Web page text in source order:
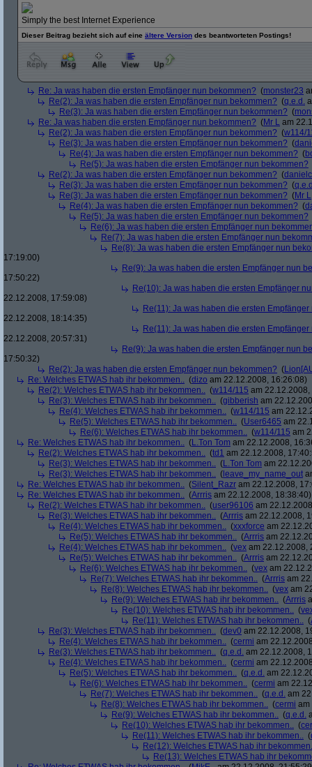
Simply the best Internet Experience
Dieser Beitrag bezieht sich auf eine ältere Version des beantworteten Postings!
Re: Ja was haben die ersten Empfänger nun bekommen? (monster23
Re(2): Ja was haben die ersten Empfänger nun bekommen? (q.e.d.
Re(3): Ja was haben die ersten Empfänger nun bekommen? (
Re: Ja was haben die ersten Empfänger nun bekommen? (Mr L am
Re(2): Ja was haben die ersten Empfänger nun bekommen? (w114/
Re(3): Ja was haben die ersten Empfänger nun bekommen? (
Re(4): Ja was haben die ersten Empfänger nun bekommen? (
Re(5): Ja was haben die ersten Empfänger nun bekommen?
Re(2): Ja was haben die ersten Empfänger nun bekommen? (
Re(3): Ja was haben die ersten Empfänger nun bekommen? (
Re(3): Ja was haben die ersten Empfänger nun bekommen? (Mr L
Re(4): Ja was haben die ersten Empfänger nun bekommen? (
Re(5): Ja was haben die ersten Empfänger nun bekommen?
Re(6): Ja was haben die ersten Empfänger nun
Re(7): Ja was haben die ersten Empfänger nun
Re(8): Ja was haben die ersten Empfänger nun
17:19:00)
Re(9): Ja was haben die ersten Empfänger nun
17:50:22)
Re(10): Ja was haben die ersten Empfänger
22.12.2008, 17:59:08)
Re(11): Ja was haben die ersten
22.12.2008, 18:14:35)
Re(11): Ja was haben die ersten
22.12.2008, 20:57:31)
Re(9): Ja was haben die ersten Empfänger nun
17:50:32)
Re(2): Ja was haben die ersten Empfänger nun bekommen? (
Re: Welches ETWAS hab ihr bekommen.. (dizo am 22.12.2008, 16:26:08)
Re(2): Welches ETWAS hab ihr bekommen.. (w114/115 am
Re(3): Welches ETWAS hab ihr bekommen.. (gibberish am
Re(4): Welches ETWAS hab ihr bekommen.. (w114/115 am
Re(5): Welches ETWAS hab ihr bekommen.. (User6465 am
Re(6): Welches ETWAS hab ihr bekommen.. (w114/115 am
Re: Welches ETWAS hab ihr bekommen.. (L.Ton Tom am 22.12.2008,
Re(2): Welches ETWAS hab ihr bekommen.. (td1 am 22.12.2008,
Re(3): Welches ETWAS hab ihr bekommen.. (L.Ton Tom am
Re(3): Welches ETWAS hab ihr bekommen.. ( leave_my_name_out
Re: Welches ETWAS hab ihr bekommen.. (Silent_Razr am 22.12.2008,
Re: Welches ETWAS hab ihr bekommen.. (Arrris am 22.12.2008, 18:38:40)
Re(2): Welches ETWAS hab ihr bekommen.. (user96106 am
Re(3): Welches ETWAS hab ihr bekommen.. (Arrris am 22.12.2008,
Re(4): Welches ETWAS hab ihr bekommen.. (xxxforce am
Re(5): Welches ETWAS hab ihr bekommen.. (Arrris am
Re(4): Welches ETWAS hab ihr bekommen.. (vex am 22.12.2008,
Re(5): Welches ETWAS hab ihr bekommen.. (Arrris am
Re(6): Welches ETWAS hab ihr bekommen.. (vex am
Re(7): Welches ETWAS hab ihr bekommen.. (Arrris am
Re(8): Welches ETWAS hab ihr bekommen.. (vex am
Re(9): Welches ETWAS hab ihr bekommen.. (Arrris
Re(10): Welches ETWAS hab ihr bekommen.. (
Re(11): Welches ETWAS hab ihr bekommen.. (
Re(3): Welches ETWAS hab ihr bekommen.. (dev0 am 22.12.2008,
Re(4): Welches ETWAS hab ihr bekommen.. (cermi am
Re(3): Welches ETWAS hab ihr bekommen.. (q.e.d. am 22.12.2008,
Re(4): Welches ETWAS hab ihr bekommen.. (cermi am
Re(5): Welches ETWAS hab ihr bekommen.. (q.e.d. am
Re(6): Welches ETWAS hab ihr bekommen.. (cermi am
Re(7): Welches ETWAS hab ihr bekommen.. (q.e.d. am
Re(8): Welches ETWAS hab ihr bekommen.. (cermi am
Re(9): Welches ETWAS hab ihr bekommen.. (q.e.d.
Re(10): Welches ETWAS hab ihr bekommen.. (
Re(11): Welches ETWAS hab ihr bekommen.. (
Re(12): Welches ETWAS hab ihr
Re(13): Welches ETWAS hab ihr